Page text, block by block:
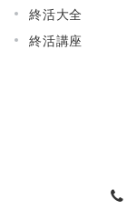
終活大全
終活講座